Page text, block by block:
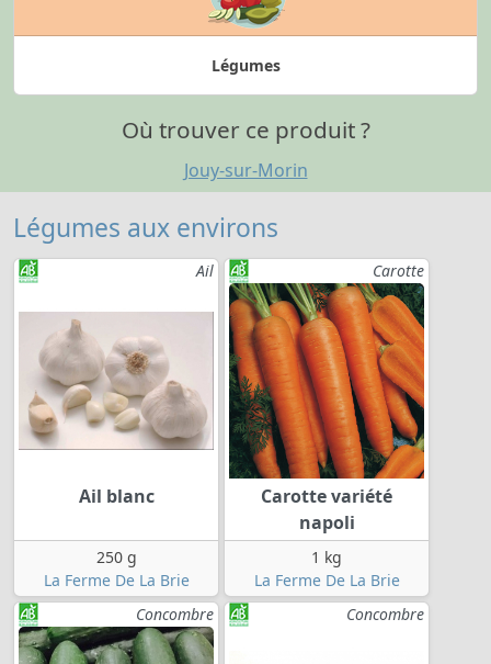
Légumes
Où trouver ce produit ?
Jouy-sur-Morin
Légumes aux environs
Ail
Ail blanc
250 g
La Ferme De La Brie
Carotte
Carotte variété
napoli
1 kg
La Ferme De La Brie
Concombre
Concombre